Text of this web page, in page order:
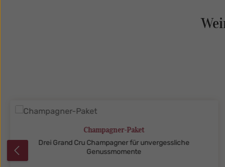
Produktgalerie überspringen
Champagner-Paket
Drei Grand Cru Champagner für unvergessliche
Genussmomente